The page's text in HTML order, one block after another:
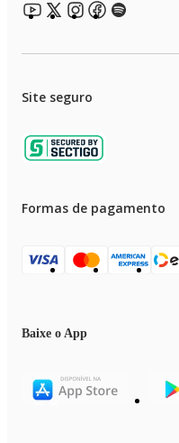
Site seguro
Formas de pagamento
Baixe o App